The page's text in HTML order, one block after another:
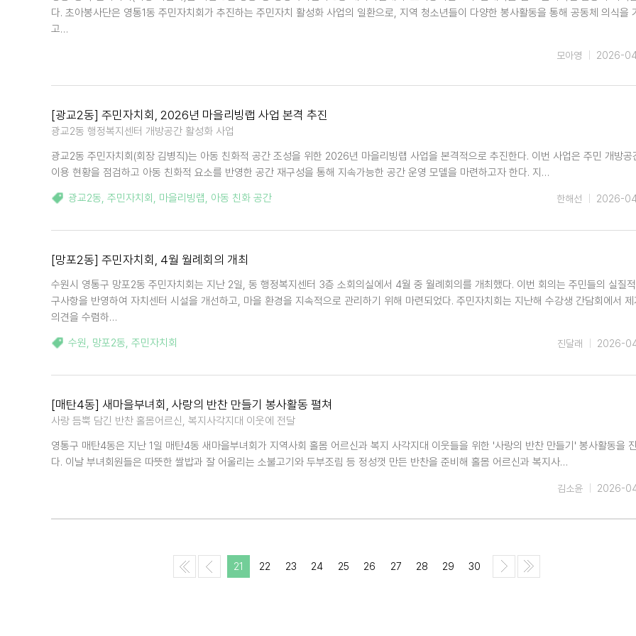
다. 초아봉사단은 영통1동 주민자치회가 추진하는 주민자치 활성화 사업의 일환으로, 지역 청소년들이 다양한 봉사활동을 통해 공동체 의식을
고…
2026-
모아영
[광교2동] 주민자치회, 2026년 마을리빙랩 사업 본격 추진
광교2동 행정복지센터 개방공간 활성화 사업
광교2동 주민자치회(회장 김병직)는 아동 친화적 공간 조성을 위한 2026년 마을리빙랩 사업을 본격적으로 추진한다. 이번 사업은 주민 개방공
이용 현황을 점검하고 아동 친화적 요소를 반영한 공간 재구성을 통해 지속가능한 공간 운영 모델을 마련하고자 한다. 지…
광교2동, 주민자치회 , 마을리빙랩, 아동 친화 공간 2026-
한해선
[망포2동] 주민자치회, 4월 월례회의 개최
수원시 영통구 망포2동 주민자치회는 지난 2일, 동 행정복지센터 3층 소회의실에서 4월 중 월례회의를 개최했다. 이번 회의는 주민들의 실질
구사항을 반영하여 자치센터 시설을 개선하고, 마을 환경을 지속적으로 관리하기 위해 마련되었다. 주민자치회는 지난해 수강생 간담회에서 제
의견을 수렴하…
수원, 망포2동, 주민자치회 2026-
진달래
[매탄4동] 새마을부녀회, 사랑의 반찬 만들기 봉사활동 펼쳐
사랑 듬뿍 담긴 반찬 홀몸어르신, 복지사각지대 이웃에 전달
영통구 매탄4동은 지난 1일 매탄4동 새마을부녀회가 지역사회 홀몸 어르신과 복지 사각지대 이웃들을 위한 '사랑의 반찬 만들기' 봉사활동을
다. 이날 부녀회원들은 따뜻한 쌀밥과 잘 어울리는 소불고기와 두부조림 등 정성껏 만든 반찬을 준비해 홀몸 어르신과 복지사…
2026-
김소윤
21 22 23 24 25 26 27 28 29 30